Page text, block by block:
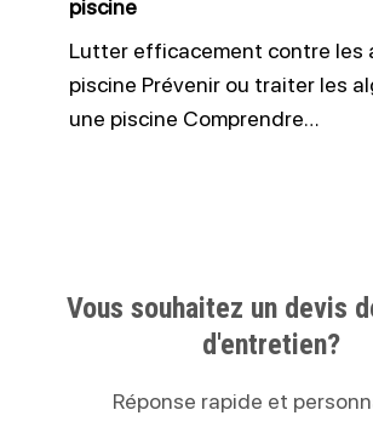
piscine
Lutter efficacement contre les
piscine Prévenir ou traiter les
une piscine Comprendre…
Vous souhaitez un devis
d'entretien?
Réponse rapide et